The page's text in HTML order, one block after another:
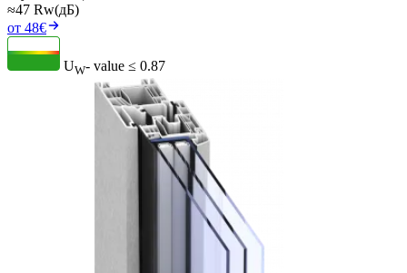
≈47 Rw(дБ)
от 48€
UW- value ≤ 0.87